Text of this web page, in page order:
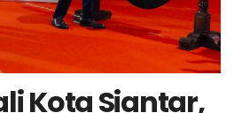
Kota Siantar,